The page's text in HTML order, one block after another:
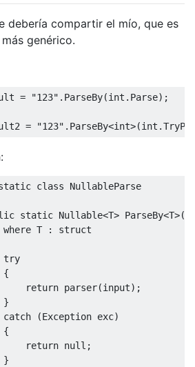
debería compartir el mío, que es
genérico.
= "123" . ParseBy(int . Parse);
= "123" . ParseBy<int>(int .
class
NullableParse
static Nullable<T> ParseBy<T>(
where T :
struct
try
{
return parser(input);
}
catch
(Exception exc)
{
return null ;
}